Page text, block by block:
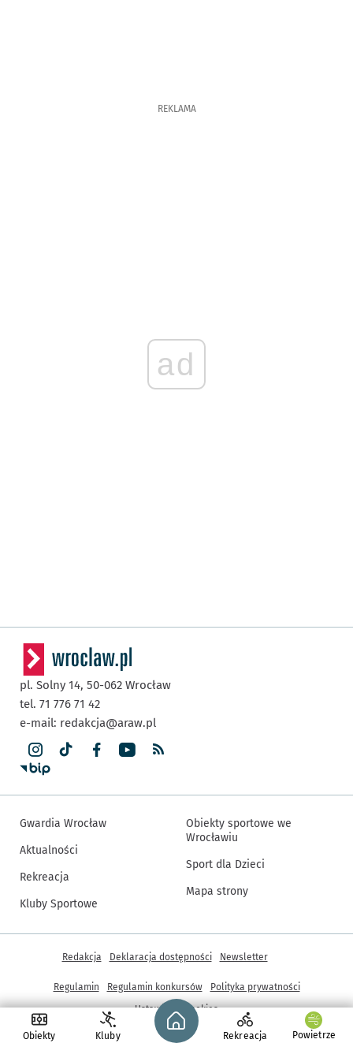
REKLAMA
ad
Obiekty Kluby
Strona główna - wroclaw.pl
Rekreacja Powietrze
pl. Solny 14, 50-062 Wrocław
tel. 71 776 71 42
e-mail: redakcja@araw.pl
Gwardia Wrocław
Aktualności
Rekreacja
Kluby Sportowe
Obiekty sportowe we
Wrocławiu
Sport dla Dzieci
Mapa strony
© Copyright 2005-2026, ARAW S.A., Gmina Wrocław
Inne informacje
Redakcja Deklaracja dostępności Newsletter
Regulamin Regulamin konkursów
Polityka prywatności
Ustawienia cookies